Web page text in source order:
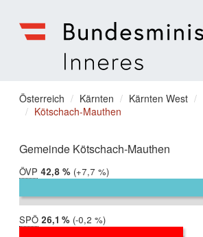
für
Inneres
Sie
befinden
hier:
Österreich Kärnten Kärnten West
Kötschach-Mauthen
Gemeinde Kötschach-Mauthen
ÖVP 2019:
42,8 %
2014:
35,1 %
Differenz:
+7,7 %
SPÖ 2019:
26,1 %
2014:
26,3 %
Differenz:
-0,2 %